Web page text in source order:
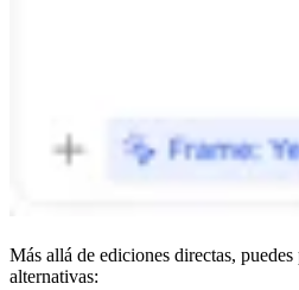
Más allá de ediciones directas,
alternativas: